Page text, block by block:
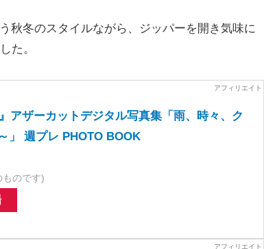
秋冬のスタイルながら、ジッパーを開き気味に
た。
アザーカットデジタル写真集「雨、時々、ク
」 週プレ PHOTO BOOK
ものです)